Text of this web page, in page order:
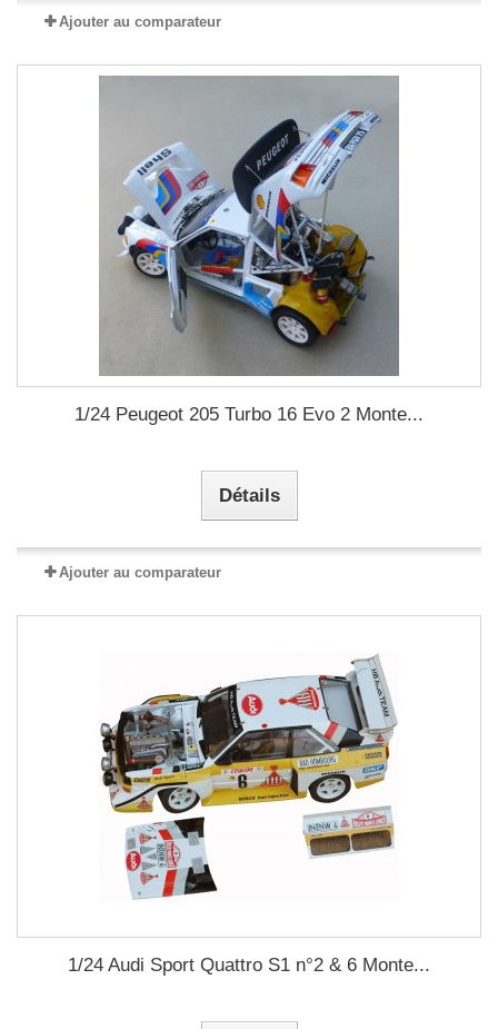
Ajouter au comparateur
1/24 Peugeot 205 Turbo 16 Evo 2 Monte...
Détails
Ajouter au comparateur
1/24 Audi Sport Quattro S1 n°2 & 6 Monte...